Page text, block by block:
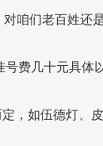
咱们老百姓还
费几十元具体
，如伍德灯、